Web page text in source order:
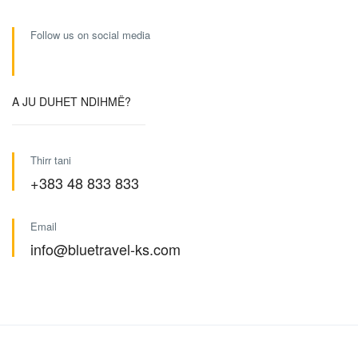
Follow us on social media
A JU DUHET NDIHMË?
Thirr tani
+383 48 833 833
Email
info@bluetravel-ks.com